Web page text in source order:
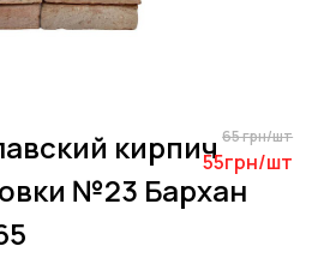
кирпич
№23 Бархан
65 грн/шт
55грн/шт